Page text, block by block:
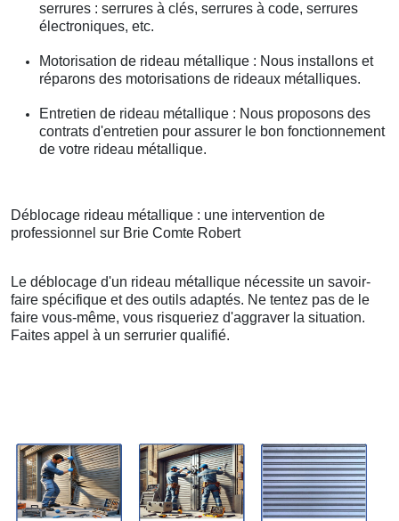
serrures : serrures à clés, serrures à code, serrures
électroniques, etc.
Motorisation de rideau métallique : Nous installons et
réparons des motorisations de rideaux métalliques.
Entretien de rideau métallique : Nous proposons des
contrats d'entretien pour assurer le bon fonctionnement
de votre rideau métallique.
Déblocage rideau métallique : une intervention de
professionnel sur Brie Comte Robert
Le déblocage d'un rideau métallique nécessite un savoir-
faire spécifique et des outils adaptés. Ne tentez pas de le
faire vous-même, vous risqueriez d'aggraver la situation.
Faites appel à un serrurier qualifié.